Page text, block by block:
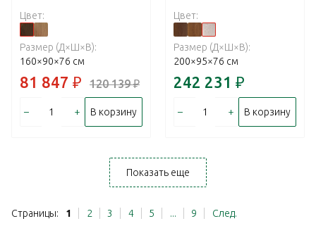
Цвет:
Размер (Д×Ш×В):
160×90×76 см
81 847 ₽ 120 139₽
– + В корзину
Цвет:
Размер (Д×Ш×В):
200×95×76 см
242 231 ₽
– + В корзину
Показать еще
Страницы: 1 2 3 4 5 ... 9 След.